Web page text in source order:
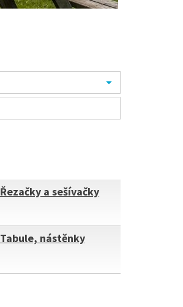
Řezačky a sešívačky
Tabule, nástěnky